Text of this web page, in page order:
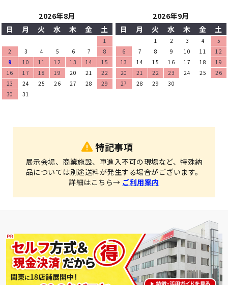
2026年8月
日
月 火 水 木 金 土
1
2
3 4 5 6 7
8
9
10 11 12 13 14
15
16
17 18 19 20 21
22
23
24 25 26 27 28
29
30
31
2026年9月
日
月 火 水 木 金 土
1 2 3 4
5
6
7 8 9 10 11
12
13
14 15 16 17 18
19
20
21 22 23 24 25
26
27
28 29 30
特記事項
展示会場、商業施設、車進入不可の現場など、特殊納
品については別途送料が発生する場合がございます。
詳細はこちら→ ご利用案内